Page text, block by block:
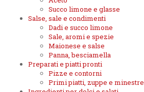
Succo limone e glasse
Salse, sale e condimenti
Dadi e succo limone
Sale, aromi e spezie
Maionese e salse
Panna, besciamella
Preparati e piatti pronti
Pizze e contorni
Primi piatti, zuppe e minestre